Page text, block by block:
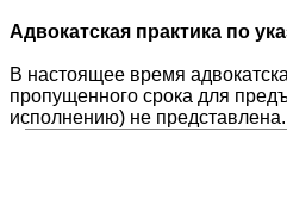
Адвокатская практика по
В настоящее время
пропущенного срока для
исполнению) не представлена.